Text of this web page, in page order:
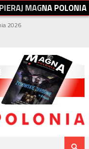
PIERAJMAGNAPOLONIA
2026